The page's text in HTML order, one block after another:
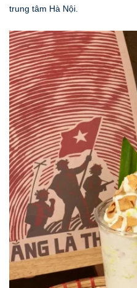
trung tâm Hà Nội.